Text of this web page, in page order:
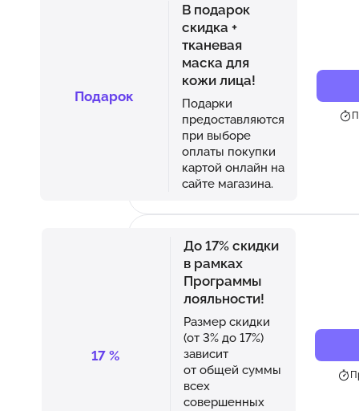
Подарок
В подарок
скидка +
тканевая
маска для
кожи лица!
Подарки
предоставляются
при выборе
оплаты покупки
картой онлайн на
сайте магазина.
17 %
До 17% скидки
в рамках
Программы
лояльности!
Размер скидки
(от 3% до 17%)
зависит
от общей суммы
всех
совершенных